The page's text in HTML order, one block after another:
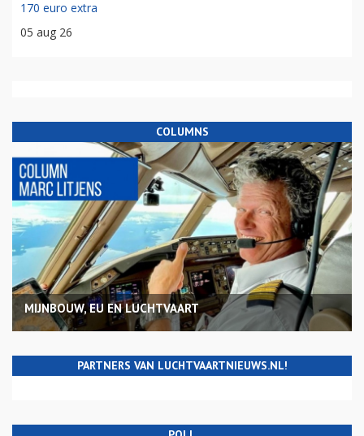
170 euro extra
05 aug 26
COLUMNS
MIJNBOUW, EU EN LUCHTVAART
PARTNERS VAN LUCHTVAARTNIEUWS.NL!